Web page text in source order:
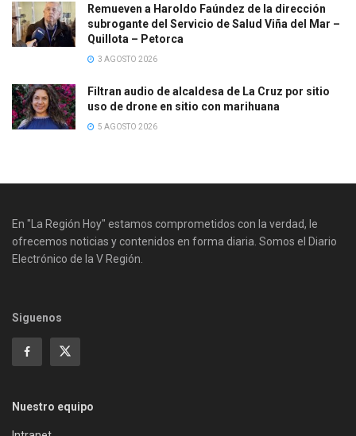
Remueven a Haroldo Faúndez de la dirección
subrogante del Servicio de Salud Viña del Mar –
Quillota – Petorca
3 AGOSTO 2026
Filtran audio de alcaldesa de La Cruz por sitio
uso de drone en sitio con marihuana
5 AGOSTO 2026
En "La Región Hoy" estamos comprometidos con la verdad, le
ofrecemos noticias y contenidos en forma diaria. Somos el Diario
Electrónico de la V Región.
Siguenos
Nuestro equipo